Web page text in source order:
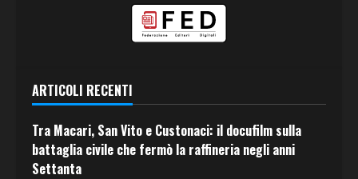
ARTICOLI RECENTI
Tra Macari, San Vito e Custonaci: il docufilm sulla
battaglia civile che fermò la raffineria negli anni
Settanta